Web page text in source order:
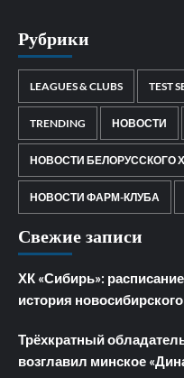
Рубрики
LEAGUES & CLUBS TEST
TRENDING НОВОСТИ
НОВОСТИ БЕЛОРУССКОГО
НОВОСТИ ФАРМ-КЛУБА
Свежие записи
ХК «Сибирь»:
история
Трёхкратный
возглавил минское